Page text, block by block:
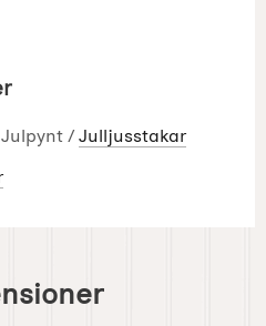
/ Julljusstakar